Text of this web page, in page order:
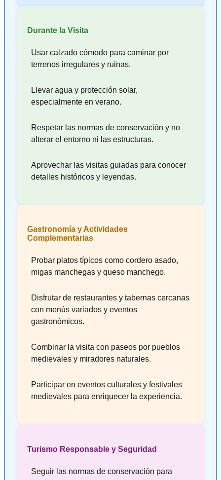
Durante la Visita
Usar calzado cómodo para caminar por
terrenos irregulares y ruinas.
Llevar agua y protección solar,
especialmente en verano.
Respetar las normas de conservación y no
alterar el entorno ni las estructuras.
Aprovechar las visitas guiadas para conocer
detalles históricos y leyendas.
Gastronomía y Actividades
Complementarias
Probar platos típicos como cordero asado,
migas manchegas y queso manchego.
Disfrutar de restaurantes y tabernas cercanas
con menús variados y eventos
gastronómicos.
Combinar la visita con paseos por pueblos
medievales y miradores naturales.
Participar en eventos culturales y festivales
medievales para enriquecer la experiencia.
Turismo Responsable y Seguridad
Seguir las normas de conservación para